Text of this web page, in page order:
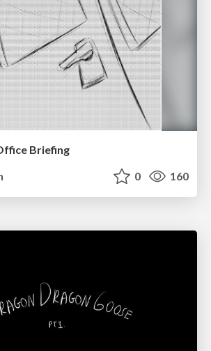
Briefing
0 160